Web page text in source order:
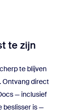
te zijn
te blijven
Ontvang direct
— inclusief
beslisser is —